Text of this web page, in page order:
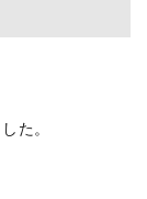
た。